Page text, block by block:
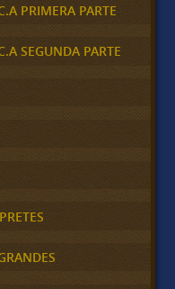
PRIMERA PARTE
SEGUNDA PARTE